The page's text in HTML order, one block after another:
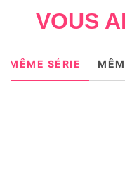
VOUS
MÊME SÉRIE